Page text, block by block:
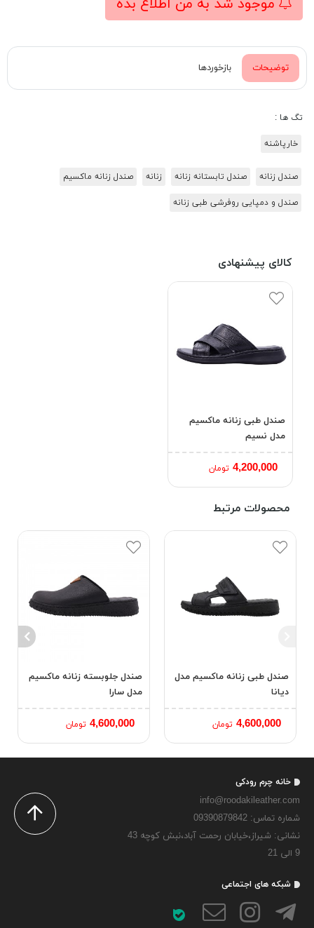
موجود شد به من اطلاع بده
توضیحات بازخوردها
تگ ها :
خارپاشنه
صندل زنانه صندل تابستانه زنانه زنانه صندل زنانه ماکسیم
صندل و دمپایی روفرشی طبی زنانه
کالای پیشنهادی
صندل طبی زنانه ماکسیم
مدل نسیم
4,200,000 تومان
محصولات مرتبط
صندل طبی زنانه ماکسیم مدل
دیانا
4,600,000 تومان
صندل جلوبسته زنانه ماکسیم
مدل سارا
4,600,000 تومان
خانه چرم رودکی
info@roodakileather.com
شماره تماس‌: 09390879842
نشانی: شیراز،خیابان رحمت آباد،نبش کوچه 43
9 الی 21
شبکه های اجتماعی